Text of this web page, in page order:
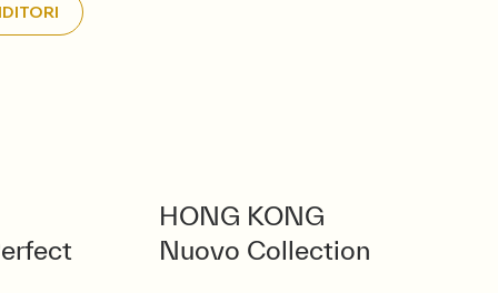
HONG KONG
Nuovo Collection